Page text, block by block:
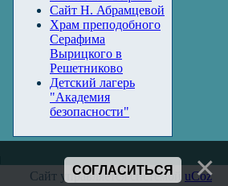
Сайт Н. Абрамцевой
Храм преподобного
Серафима
Вырицкого в
Решетниково
Детский лагерь
"Академия
безопасности"
Сайт управляется системой uCoz
СОГЛАСИТЬСЯ